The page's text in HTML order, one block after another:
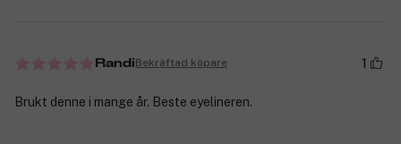
RandiBekräftad köpare 1
Brukt denne i mange år. Beste eyelineren.